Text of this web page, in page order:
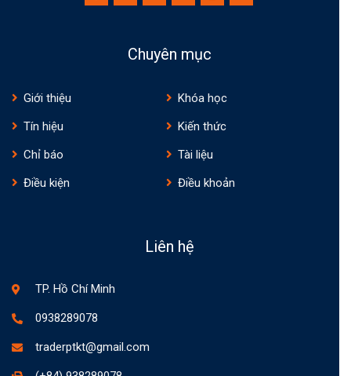
Chuyên mục
Giới thiệu
Khóa học
Tín hiệu
Kiến thức
Chỉ báo
Tài liệu
Điều kiện
Điều khoản
Liên hệ
TP. Hồ Chí Minh
0938289078
traderptkt@gmail.com